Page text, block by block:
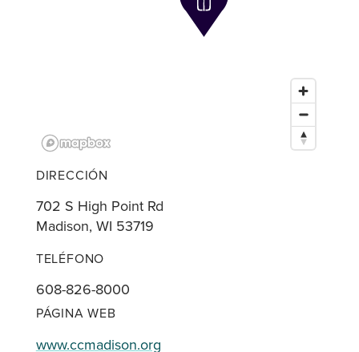
DIRECCIÓN
702 S High Point Rd
Madison, WI 53719
TELÉFONO
608-826-8000
PÁGINA WEB
www.ccmadison.org